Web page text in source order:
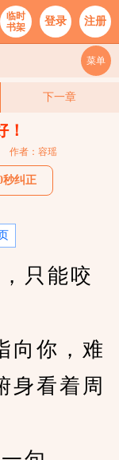
临时
书架
登录 注册
菜单
下一章
！
作者：容瑶
秒纠正
只能咬
你，难
身看着周